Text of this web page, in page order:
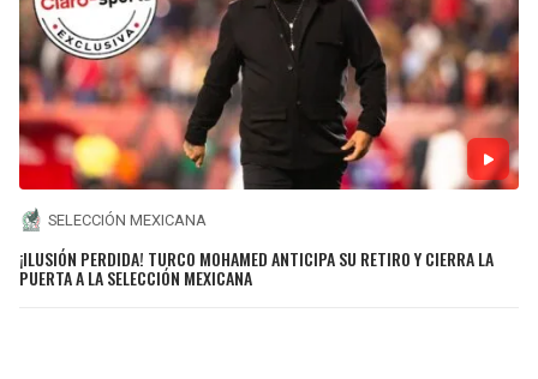
SELECCIÓN MEXICANA
¡ILUSIÓN PERDIDA! TURCO MOHAMED ANTICIPA SU RETIRO Y CIERRA LA
PUERTA A LA SELECCIÓN MEXICANA